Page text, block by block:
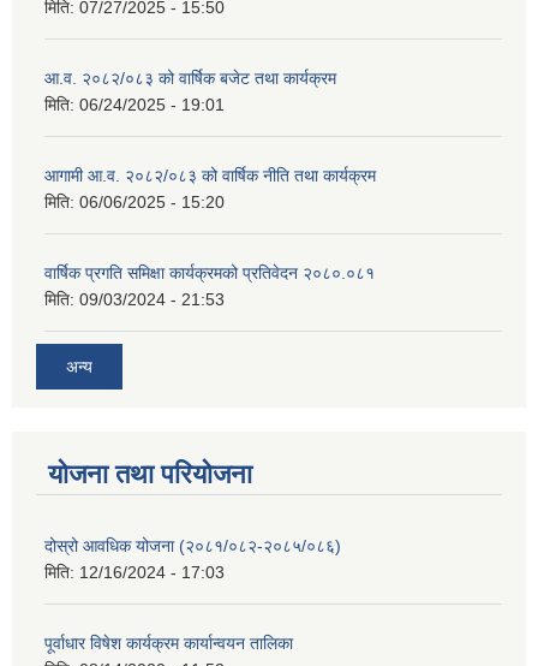
मिति: 07/27/2025 - 15:50
आ.व. २०८२/०८३ को वार्षिक बजेट तथा कार्यक्रम
मिति: 06/24/2025 - 19:01
आगामी आ.व. २०८२/०८३ को वार्षिक नीति तथा कार्यक्रम
मिति: 06/06/2025 - 15:20
वार्षिक प्रगति समिक्षा कार्यक्रमको प्रतिवेदन २०८०.०८१
मिति: 09/03/2024 - 21:53
अन्य
योजना तथा परियोजना
दोस्रो आवधिक योजना (२०८१/०८२-२०८५/०८६)
मिति: 12/16/2024 - 17:03
पूर्वाधार विषेश कार्यक्रम कार्यान्वयन तालिका